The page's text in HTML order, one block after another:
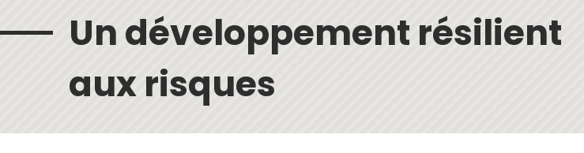
Un développement résilient
aux risques